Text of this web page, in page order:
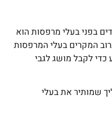
בפני בעלי מרפסות הוא
המקרים בעלי המרפסות
לקבל מושג לגבי
שמותיר את בעלי